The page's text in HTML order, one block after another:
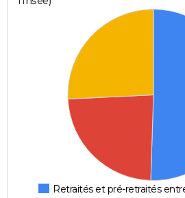
Retraités et pré-retraités